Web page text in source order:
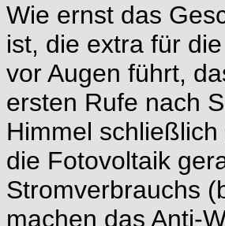
Wie ernst das
ist, die extra für
vor Augen führt,
ersten Rufe nach
Himmel
die Fotovoltaik
Stromverbrauchs
machen das Anti-